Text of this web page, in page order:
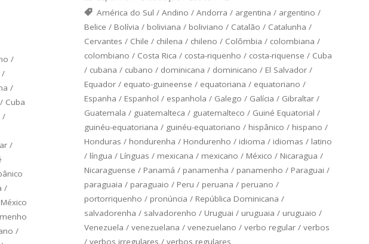
América do Sul /Andino /Andorra / argentina / argentino /
Belice / Bolívia / boliviana / boliviano / Catalão / Catalunha /
Cervantes / Chile / chilena / chileno / Colômbia / colombiana /
colombiano / Costa Rica / costa-riquenho / costa-riquense / Cuba
/ cubana / cubano / dominicana / dominicano / El Salvador/
Equador/ equato-guineense / equatoriana / equatoriano /
Espanha / Espanhol / espanhola / Galego / Galícia / Gibraltar/
Guatemala / guatemalteca / guatemalteco / Guiné Equatorial /
guinéu-equatoriana / guinéu-equatoriano / hispânico / hispano /
Honduras / hondurenha / Hondurenho / idioma / idiomas / latino
/ língua / Línguas / mexicana / mexicano / México / Nicaragua /
Nicaraguense / Panamá / panamenha / panamenho / Paraguai /
paraguaia / paraguaio / Peru / peruana / peruano /
portorriquenho / pronúncia / República Dominicana /
salvadorenha / salvadorenho / Uruguai / uruguaia / uruguaio /
Venezuela / venezuelana / venezuelano / verbo regular/ verbos
/ verbos irregulares / verbos regulares
/
/
/
/ Cuba
/
/
/
México
/